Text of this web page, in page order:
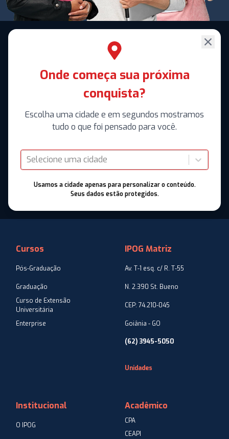
Onde começa sua próxima
conquista?
Escolha uma cidade e em segundos mostramos
tudo o que foi pensado para você.
Selecione uma cidade
Usamos a cidade apenas para personalizar o conteúdo.
Seus dados estão protegidos.
Cursos
Pós-Graduação
Graduação
Curso de Extensão
Universitária
Enterprise
Institucional
O IPOG
Acadêmico
CPA
CEAPI
IPOG Matriz
Av. T-1 esq. c/ R. T-55
N. 2.390 St. Bueno
CEP: 74.210-045
Goiânia - GO
(62) 3945-5050
Unidades